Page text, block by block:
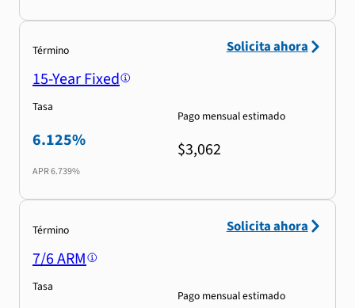
Término
15-Year Fixed
Tasa
6.125%
APR6.739%
Pago mensual estimado
$3,062
Solicita ahora
Término
7/6 ARM
Tasa
Pago mensual estimado
Solicita ahora